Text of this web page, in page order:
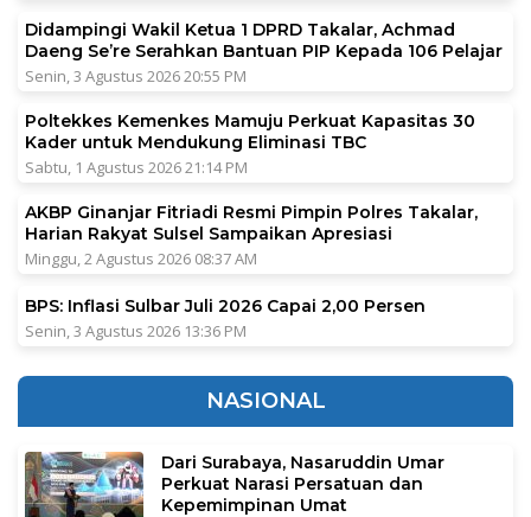
Didampingi Wakil Ketua 1 DPRD Takalar, Achmad
Daeng Se’re Serahkan Bantuan PIP Kepada 106 Pelajar
Senin, 3 Agustus 2026 20:55 PM
Poltekkes Kemenkes Mamuju Perkuat Kapasitas 30
Kader untuk Mendukung Eliminasi TBC
Sabtu, 1 Agustus 2026 21:14 PM
AKBP Ginanjar Fitriadi Resmi Pimpin Polres Takalar,
Harian Rakyat Sulsel Sampaikan Apresiasi
Minggu, 2 Agustus 2026 08:37 AM
BPS: Inflasi Sulbar Juli 2026 Capai 2,00 Persen
Senin, 3 Agustus 2026 13:36 PM
NASIONAL
Dari Surabaya, Nasaruddin Umar
Perkuat Narasi Persatuan dan
Kepemimpinan Umat